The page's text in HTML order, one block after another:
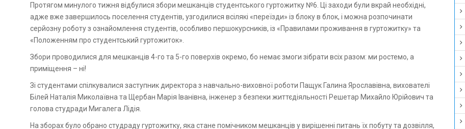
Протягом минулого тижня відбулися збори мешканців студентського гуртожитку №6. Ці заходи були вкрай необхідні,
адже вже завершилось поселення студентів, узгодилися всілякі «переїзди» із блоку в блок, і можна розпочинати
серйозну роботу з ознайомлення студентів, особливо першокурсників, із «Правилами проживання в гуртожитку» та
«Положенням про студентський гуртожиток».
Збори проводилися для мешканців 4-го та 5-го поверхів окремо, бо немає змоги зібрати всіх разом: ми ростемо, а
приміщення – ні!
Зі студентами спілкувалися заступник директора з навчально-виховної роботи Пащук Галина Ярославівна, вихователі
Білей Наталія Миколаївна та Щербан Марія Іванівна, інженер з безпеки життєдіяльності Решетар Михайло Юрійович та
голова студради Мигалега Лідія.
На зборах було обрано студраду гуртожитку, яка стане помічником мешканців у вирішенні питань їх побуту та дозвілля,